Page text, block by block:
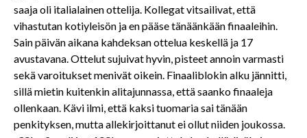
saaja oli italialainen ottelija. Kollegat vitsailivat, että
vihastutan kotiyleisön ja en pääse tänäänkään finaaleihin.
Sain päivän aikana kahdeksan ottelua keskellä ja 17
avustavana. Ottelut sujuivat hyvin, pisteet annoin varmasti
sekä varoitukset menivät oikein. Finaaliblokin alku jännitti,
sillä mietin kuitenkin alitajunnassa, että saanko finaaleja
ollenkaan. Kävi ilmi, että kaksi tuomaria sai tänään
penkityksen, mutta allekirjoittanut ei ollut niiden joukossa.